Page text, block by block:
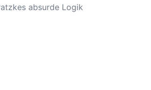
absurde Logik